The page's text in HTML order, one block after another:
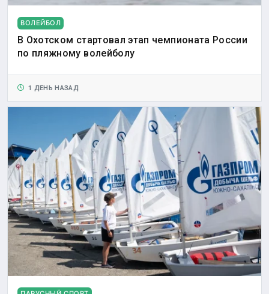
ВОЛЕЙБОЛ
В Охотском стартовал этап чемпионата России
по пляжному волейболу
1 ДЕНЬ НАЗАД